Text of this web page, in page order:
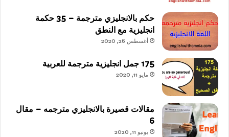
حكم بالانجليزي مترجمة – 35 حكمة
انجليزية مع النطق
أغسطس 26, 2020
175 جمل انجليزية مترجمة للعربية
مايو 11, 2020
مقالات قصيرة بالانجليزي مترجمه – مقال
6
يونيو 11, 2020